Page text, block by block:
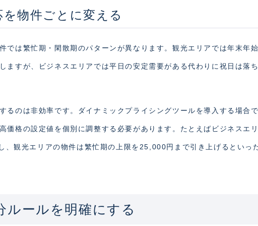
物件ごとに変える
では繁忙期・閑散期のパターンが異なります。観光エリアでは年末年
ますが、ビジネスエリアでは平日の安定需要がある代わりに祝日は落
るのは非効率です。ダイナミックプライシングツールを導入する場合で
価格の設定値を個別に調整する必要があります。たとえばビジネスエ
観光エリアの物件は繁忙期の上限を25,000円まで引き上げるといっ
ルールを明確にする